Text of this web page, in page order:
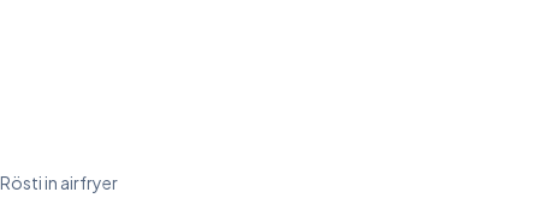
Rösti in airfryer